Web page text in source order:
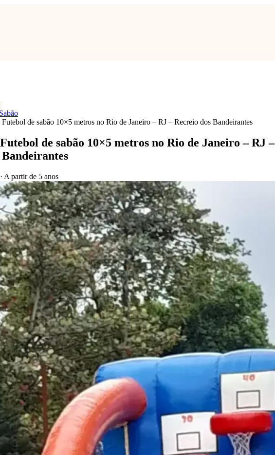
de sabão 10×5 metros no Rio de Janeiro – RJ – Recreio dos Bandeirantes
de sabão 10×5 metros no Rio de Janeiro – RJ –
· A partir de 5 anos